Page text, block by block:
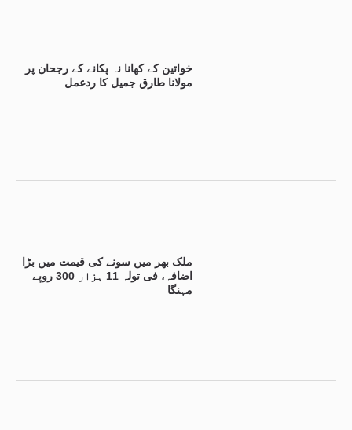
خواتین کے کھانا نہ پکانے کے رجحان پر
مولانا طارق جمیل کا ردعمل
ملک بھر میں سونے کی قیمت میں بڑا
اضافہ، فی تولہ 11 ہزار 300 روپے
مہنگا